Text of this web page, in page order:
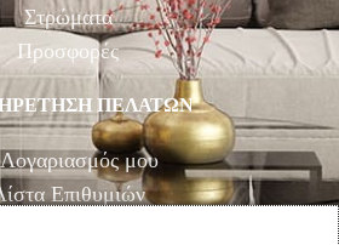
Στρώματα
Προσφορές
ΠΕΛΑΤΩΝ
μου
Επιθυμιών